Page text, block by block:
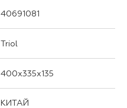
40691081
Triol
400x335x135
КИТАЙ